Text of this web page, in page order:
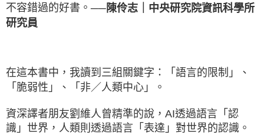
不容錯過的好書。 ──陳伶志｜中央研究院資訊科學所
研究員
在這本書中，我讀到三組關鍵字：「語言的限制」、
「脆弱性」、「非／人類中心」。
資深譯者朋友劉維人曾精準的說，AI透過語言「認
識」世界，人類則透過語言「表達」對世界的認識。